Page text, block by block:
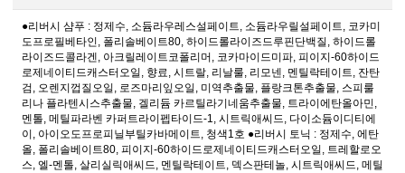
●리버시 샴푸 : 정제수, 소듐라우레스설페이트, 소듐라우릴설페이트, 코카미
도프로필베타인, 폴리솔베이트80, 하이드롤라이즈드루핀단백질, 하이드롤
라이즈드콜라겐, 아크릴레이트코폴리머, 코카마이드미파, 피이지-60하이드
로제네이티드캐스터오일, 향료, 시트랄, 리날룰, 리모넨, 멘틸락테이트, 잔탄
검, 오렌지껍질오일, 로즈마리잎오일, 미역추출물, 플랑크톤추출물, 스피룰
리나 플라텐시스추출물, 겔리듐 카르틸라기네움추출물, 트라이에탄올아민,
멘톨, 메틸파라벤 카퍼트라이펩타이드-1, 시트릭애씨드, 다이소듐이디티에
이, 아이오도프로피닐부틸카바메이트, 청색1호 ●리버시 토닉 : 정제수, 에탄
올, 폴리솔베이트80, 피이지-60하이드로제네이티드캐스터오일, 트레할로오
스, 엘-멘톨, 살리실릭애씨드, 멘틸락테이트, 덱스판테놀, 시트릭애씨드, 메틸